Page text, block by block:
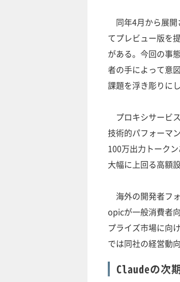
同年4月から展開
てプレビュー版を
がある。今回の事
者の手によって意
課題を浮き彫りにし
プロキシサービ
技術的パフォーマ
100万出力トーク
大幅に上回る高額
海外の開発者フ
opicが一般消費者
プライズ市場に向
では同社の経営動
Claudeの次